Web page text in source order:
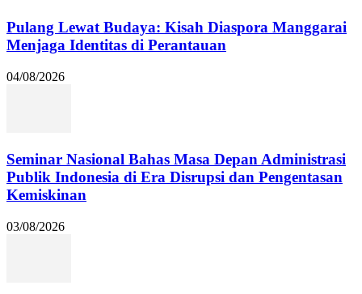
Pulang Lewat Budaya: Kisah Diaspora Manggarai
Menjaga Identitas di Perantauan
04/08/2026
Seminar Nasional Bahas Masa Depan Administrasi
Publik Indonesia di Era Disrupsi dan Pengentasan
Kemiskinan
03/08/2026